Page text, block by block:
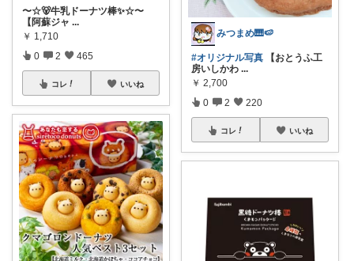
〜☆🐻牛乳ドーナツ棒✨☆〜
【阿蘇ジャ ...
￥ 1,710
0 2 465
コレ いいね
みつまめ🎹🍉
#オリジナル写真 【おとうふ工
房いしかわ ...
￥ 2,700
0 2 220
コレ いいね